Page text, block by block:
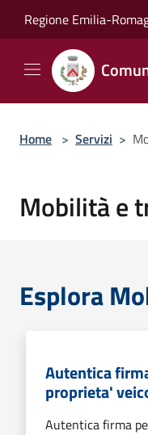
Regione Emilia-
Home > Servizi >
Mobilità e
Esplora
Autentica
proprieta'
Autentica firma